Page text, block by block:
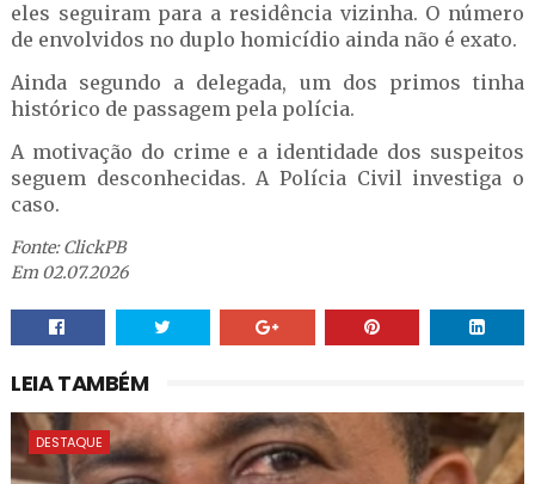
eles seguiram para a residência vizinha. O número
de envolvidos no duplo homicídio ainda não é exato.
Ainda segundo a delegada, um dos primos tinha
histórico de passagem pela polícia.
A motivação do crime e a identidade dos suspeitos
seguem desconhecidas. A Polícia Civil investiga o
caso.
Fonte: ClickPB
Em 02.07.2026
LEIA TAMBÉM
DESTAQUE